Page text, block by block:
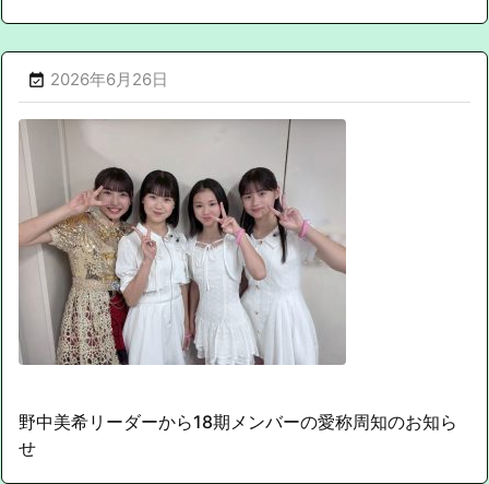
 2026年6月26日
野中美希リーダーから18期メンバーの愛称周知のお知ら
せ